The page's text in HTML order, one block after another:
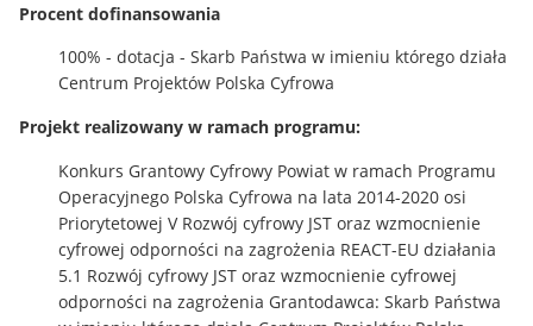
Procent dofinansowania
100% - dotacja - Skarb Państwa w imieniu którego działa
Centrum Projektów Polska Cyfrowa
Projekt realizowany w ramach programu:
Konkurs Grantowy Cyfrowy Powiat w ramach Programu
Operacyjnego Polska Cyfrowa na lata 2014-2020 osi
Priorytetowej V Rozwój cyfrowy JST oraz wzmocnienie
cyfrowej odporności na zagrożenia REACT-EU działania
5.1 Rozwój cyfrowy JST oraz wzmocnienie cyfrowej
odporności na zagrożenia Grantodawca: Skarb Państwa